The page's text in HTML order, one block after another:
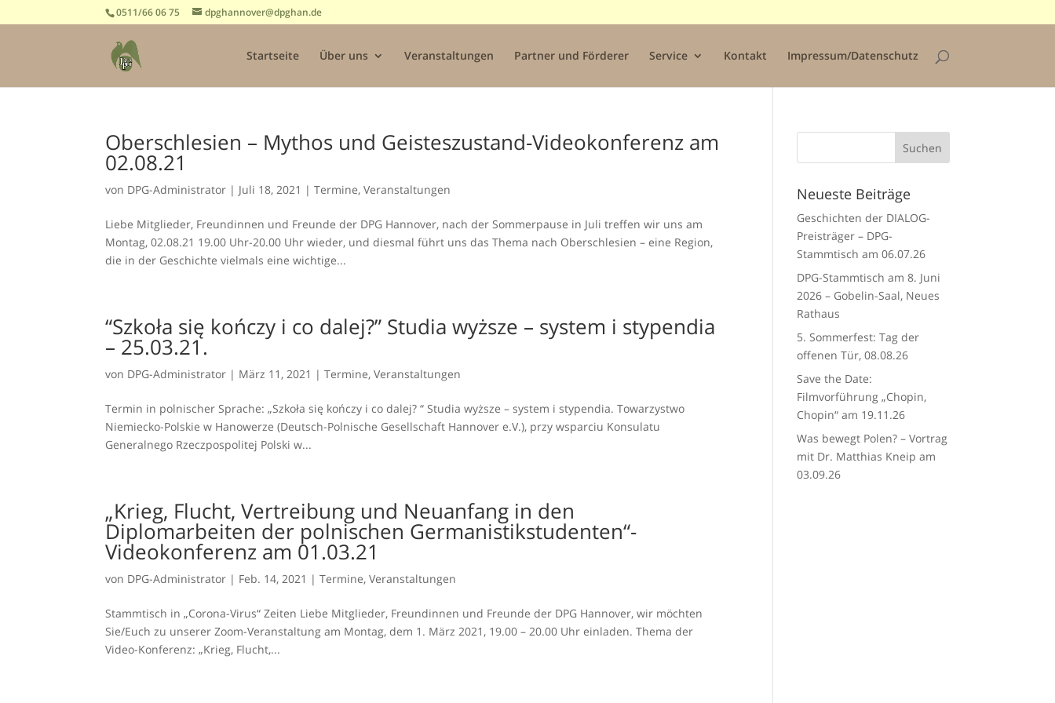
0511/66 06 75 dpghannover@dpghan.de
Startseite Über uns Veranstaltungen Partner und Förderer Service Kontakt Impressum/Datenschutz
Oberschlesien – Mythos und Geisteszustand-Videokonferenz am
02.08.21
von DPG-Administrator | Juli 18, 2021 |Termine,Veranstaltungen
Liebe Mitglieder, Freundinnen und Freunde der DPG Hannover, nach der Sommerpause in Juli treffen wir uns am
Montag, 02.08.21 19.00 Uhr-20.00 Uhr wieder, und diesmal führt uns das Thema nach Oberschlesien – eine Region,
die in der Geschichte vielmals eine wichtige...
“Szkoła się kończy i co dalej?” Studia wyższe – system i stypendia
– 25.03.21.
von DPG-Administrator | März 11, 2021 |Termine,Veranstaltungen
Termin in polnischer Sprache: „Szkoła się kończy i co dalej? “ Studia wyższe – system i stypendia. Towarzystwo
Niemiecko-Polskie w Hanowerze (Deutsch-Polnische Gesellschaft Hannover e.V.), przy wsparciu Konsulatu
Generalnego Rzeczpospolitej Polski w...
„Krieg, Flucht, Vertreibung und Neuanfang in den
Diplomarbeiten der polnischen Germanistikstudenten“-
Videokonferenz am 01.03.21
von DPG-Administrator | Feb. 14, 2021 |Termine,Veranstaltungen
Stammtisch in „Corona-Virus“ Zeiten Liebe Mitglieder, Freundinnen und Freunde der DPG Hannover, wir möchten
Sie/Euch zu unserer Zoom-Veranstaltung am Montag, dem 1. März 2021, 19.00 – 20.00 Uhr einladen. Thema der
Video-Konferenz: „Krieg, Flucht,...
Neueste Beiträge
Geschichten der DIALOG-
Preisträger – DPG-
Stammtisch am 06.07.26
DPG-Stammtisch am 8. Juni
2026 – Gobelin-Saal, Neues
Rathaus
5. Sommerfest: Tag der
offenen Tür, 08.08.26
Save the Date:
Filmvorführung „Chopin,
Chopin“ am 19.11.26
Was bewegt Polen? – Vortrag
mit Dr. Matthias Kneip am
03.09.26